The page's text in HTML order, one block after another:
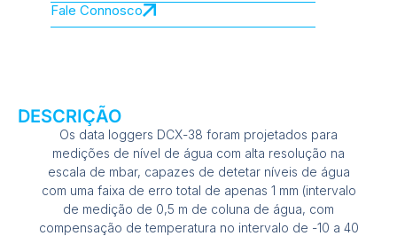
Fale Connosco
DESCRIÇÃO
Os data loggers DCX-38 foram projetados para
medições de nível de água com alta resolução na
escala de mbar, capazes de detetar níveis de água
com uma faixa de erro total de apenas 1 mm (intervalo
de medição de 0,5 m de coluna de água, com
compensação de temperatura no intervalo de -10 a 40